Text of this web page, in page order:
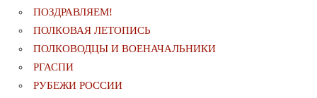
ПОЗДРАВЛЯЕМ!
ПОЛКОВАЯ ЛЕТОПИСЬ
ПОЛКОВОДЦЫ И ВОЕНАЧАЛЬНИКИ
РГАСПИ
РУБЕЖИ РОССИИ